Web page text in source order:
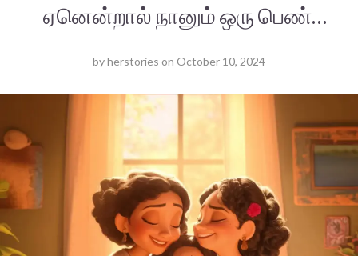
ஏனென்றால் நானும் ஒரு பெண்…
byherstories on October 10, 2024